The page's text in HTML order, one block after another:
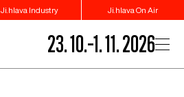
Ji.hlava Industry Ji.hlava On Air
23. 10.–1. 11. 2026